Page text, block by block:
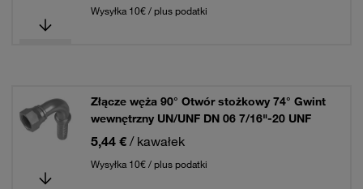
Wysyłka 10€ / plus podatki
Złącze węża 90° Otwór stożkowy 74° Gwint
wewnętrzny UN/UNF DN 06 7/16"-20 UNF
5,44 € / kawałek
Wysyłka 10€ / plus podatki